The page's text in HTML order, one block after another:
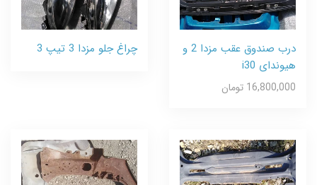
درب صندوق عقب مزدا 2 و
هیوندای i30
16,800,000 تومان
چراغ جلو مزدا 3 تیپ 3